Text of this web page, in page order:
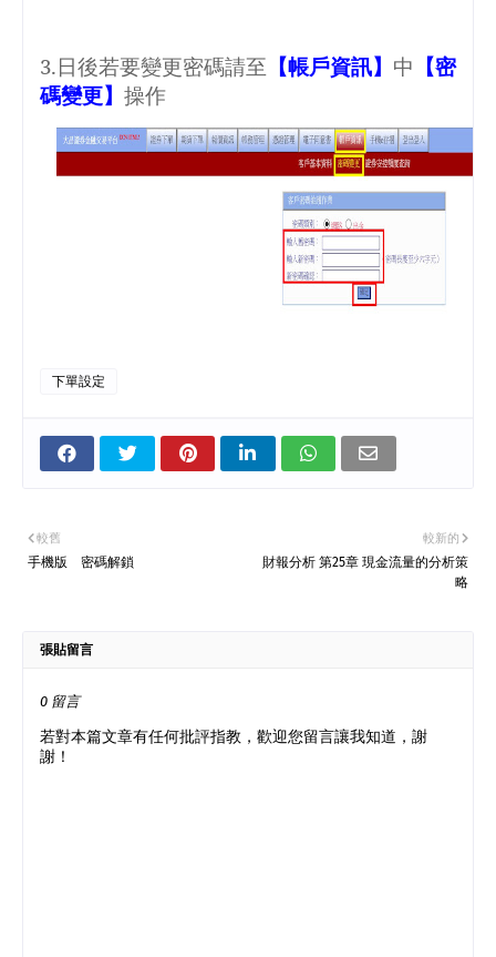
3.日後若要變更密碼請至 【帳戶資訊】 中 【密
碼變更】 操作
下單設定
較新的
財報分析 第25章 現金流量的分析策
略
較舊
手機版 密碼解鎖
張貼留言
0 留言
若對本篇文章有任何批評指教，歡迎您留言讓我知道，謝
謝！